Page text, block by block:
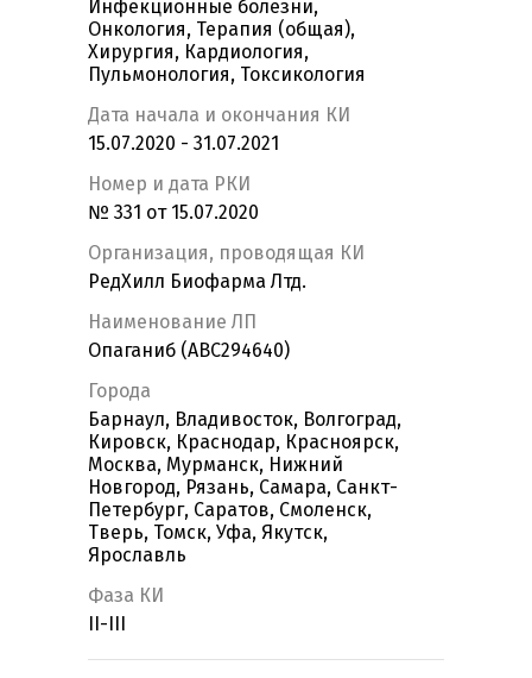
Инфекционные болезни,
Онкология, Терапия (общая),
Хирургия, Кардиология,
Пульмонология, Токсикология
Дата начала и окончания КИ
15.07.2020 - 31.07.2021
Номер и дата РКИ
№ 331 от 15.07.2020
Организация, проводящая КИ
РедХилл Биофарма Лтд.
Наименование ЛП
Опаганиб (ABC294640)
Города
Барнаул, Владивосток, Волгоград,
Кировск, Краснодар, Красноярск,
Москва, Мурманск, Нижний
Новгород, Рязань, Самара, Санкт-
Петербург, Саратов, Смоленск,
Тверь, Томск, Уфа, Якутск,
Ярославль
Фаза КИ
II-III